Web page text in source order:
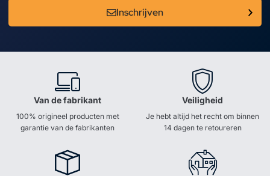
Inschrijven
Van de fabrikant
100% origineel producten met
garantie van de fabrikanten
Veiligheid
Je hebt altijd het recht om binnen
14 dagen te retoureren